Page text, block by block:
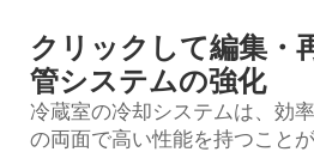
クリックして編集・
管システムの強化
冷蔵室の冷却システムは、効
の両面で高い性能を持つこと